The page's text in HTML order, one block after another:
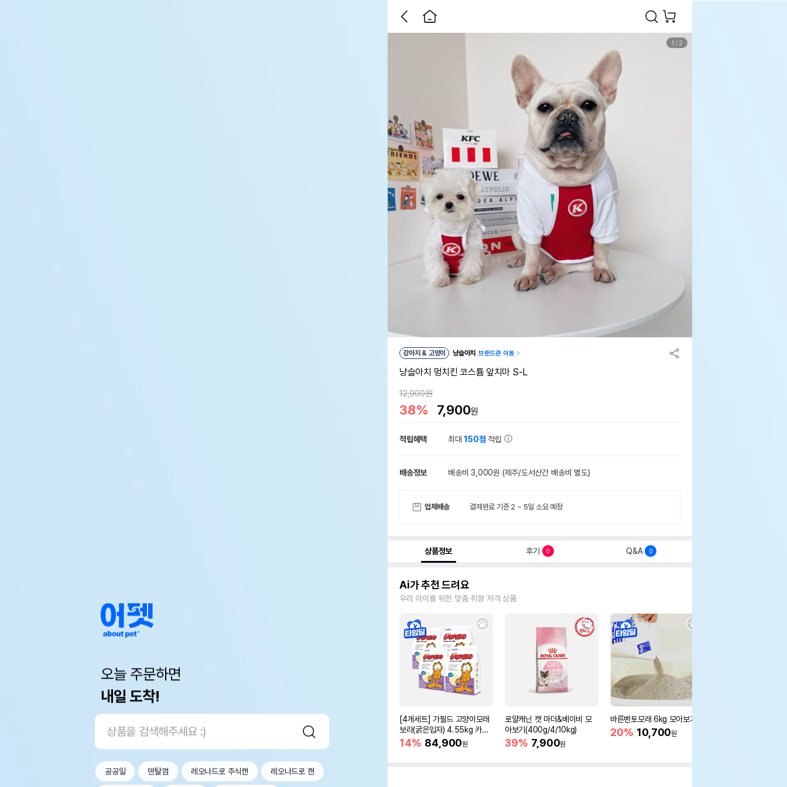
오늘 주문하면
내일 도착!
공공일 덴탈껌 레오나드로 주식캔 레오나드로 캔
1 / 2
강아지 & 고양이 냥슬아치 브랜드관 이동
냥슬아치 멍치킨 코스튬 앞치마 S-L
12,900원
38% 7,900원
적립혜택 최대150점 적립
배송정보 배송비 3,000원 (제주/도서산간 배송비 별도)
업체배송 결제완료 기준 2 ~ 5일 소요 예정
상품정보 후기 0 Q&A 0
Ai가 추천 드려요
우리 아이를 위한 맞춤 취향 저격 상품
[4개세트] 가필드 고양이모래
보라(굵은입자) 4.55kg 카사
바모래
14% 84,900원
로얄캐닌 캣 마더&베이비 모
아보기(400g/4/10kg)
39% 7,900원
바른벤토모래 6kg 모아보기
20% 10,700원